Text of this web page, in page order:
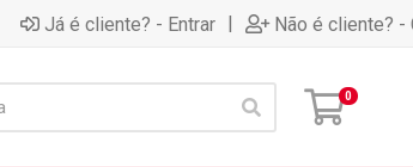
Já é cliente? - Entrar | Não é cliente? -
0